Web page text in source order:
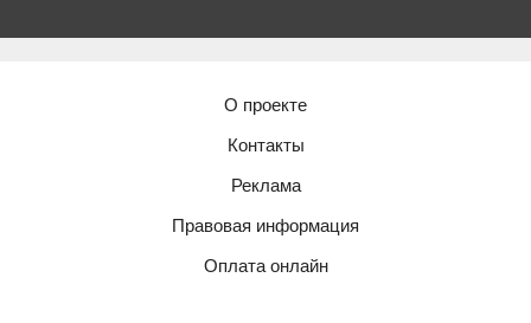
О проекте
Контакты
Реклама
Правовая информация
Оплата онлайн